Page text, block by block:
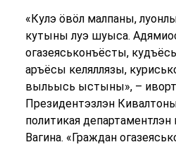
«Кулэ ӧвӧл малпаны,
кутыны луэ шуыса.
огазеяськонъёсты,
аръёсы келяллязы,
выльысь ыстыны», –
Президентэзлэн
политикая департаментлэн
Вагина. «Граждан